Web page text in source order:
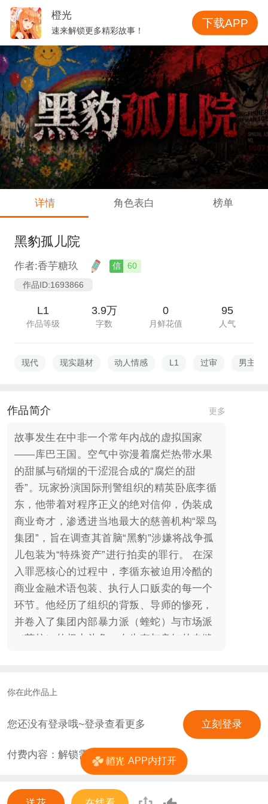
详情 角色表白 榜单
黑豹孤儿院
作者:香芋糖玖 信
60
作品ID:1693866
L1
作品等级
3.9万
字数
0
月鲜花值
95
人气
现代 现实题材 动人情感 L1 过审 男主视
作品简介 更多
故事发生在中非一个常年内战的虚拟国家
——库巴王国。空气中弥漫着腐烂热带水果
的甜腻与硝烟的干涩混合成的“腐烂的甜
香”。玩家扮演国际刑警组织的精英卧底李循
东，他带着对程序正义的绝对信仰，伪装成
商业奇才，渗透进当地最大的慈善机构“翠鸟
集团”，旨在调查其首脑“黑豹”涉嫌将战争孤
儿包装为“特殊资产”进行拍卖的罪行。 在深
入罪恶核心的过程中，李循东被迫用冷酷的
商业金融术语包装、执行人口贩卖的每一个
环节。他经历了组织的背叛、导师的惨死，
并卷入了集团内部暴力派（蝰蛇）与市场派
（莎拉）的权力斗争，在生存与良知的夹缝
会让孩子们落入更残暴的军阀手中。最终，
更大混乱的正义，还是接过染血的权杖，成
为守护扭曲秩序的新魔鬼？ 注：本作品含有
使用AI生成的素材、视频。
你在此作品上
您还没有登录哦~登录查看更多 立刻登录
付费内容：解锁需 0花
橙光
速来解锁更多精彩故事！
下载APP
APP内打开